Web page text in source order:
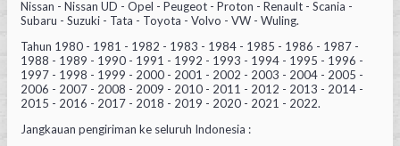
Nissan - Nissan UD - Opel - Peugeot - Proton - Renault - Scania -
Subaru - Suzuki - Tata - Toyota - Volvo - VW - Wuling.
Tahun 1980 - 1981 - 1982 - 1983 - 1984 - 1985 - 1986 - 1987 -
1988 - 1989 - 1990 - 1991 - 1992 - 1993 - 1994 - 1995 - 1996 -
1997 - 1998 - 1999 - 2000 - 2001 - 2002 - 2003 - 2004 - 2005 -
2006 - 2007 - 2008 - 2009 - 2010 - 2011 - 2012 - 2013 - 2014 -
2015 - 2016 - 2017 - 2018 - 2019 - 2020 - 2021 - 2022.
Jangkauan pengiriman ke seluruh Indonesia :